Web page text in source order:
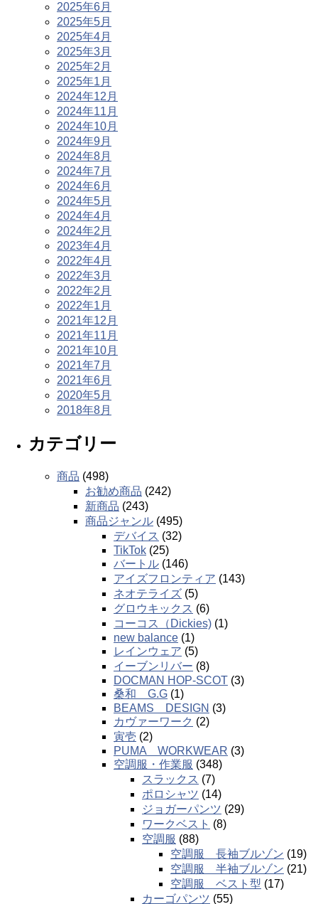
2025年6月
2025年5月
2025年4月
2025年3月
2025年2月
2025年1月
2024年12月
2024年11月
2024年10月
2024年9月
2024年8月
2024年7月
2024年6月
2024年5月
2024年4月
2024年2月
2023年4月
2022年4月
2022年3月
2022年2月
2022年1月
2021年12月
2021年11月
2021年10月
2021年7月
2021年6月
2020年5月
2018年8月
カテゴリー
商品 (498)
お勧め商品 (242)
新商品 (243)
商品ジャンル (495)
デバイス (32)
TikTok (25)
バートル (146)
アイズフロンティア (143)
ネオテライズ (5)
グロウキックス (6)
コーコス（Dickies) (1)
new balance (1)
レインウェア (5)
イーブンリバー (8)
DOCMAN HOP-SCOT (3)
桑和 G.G (1)
BEAMS DESIGN (3)
カヴァーワーク (2)
寅壱 (2)
PUMA WORKWEAR (3)
空調服・作業服 (348)
スラックス (7)
ポロシャツ (14)
ジョガーパンツ (29)
ワークベスト (8)
空調服 (88)
空調服 長袖ブルゾン (19)
空調服 半袖ブルゾン (21)
空調服 ベスト型 (17)
カーゴパンツ (55)